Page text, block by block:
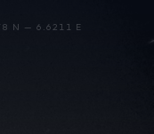
N — 6.6211 E